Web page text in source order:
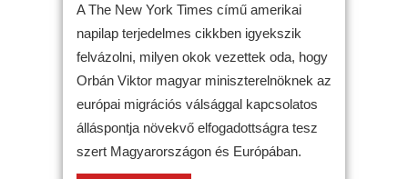
A The New York Times című amerikai
napilap terjedelmes cikkben igyekszik
felvázolni, milyen okok vezettek oda, hogy
Orbán Viktor magyar miniszterelnöknek az
európai migrációs válsággal kapcsolatos
álláspontja növekvő elfogadottságra tesz
szert Magyarországon és Európában.